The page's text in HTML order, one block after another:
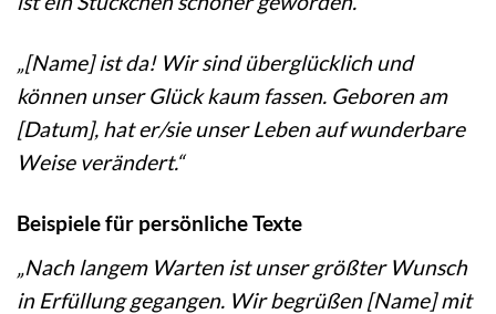
„[Name] ist da! Wir sind überglücklich und
können unser Glück kaum fassen. Geboren am
[Datum], hat er/sie unser Leben auf wunderbare
Weise verändert.“
Beispiele für persönliche Texte
„Nach langem Warten ist unser größter Wunsch
in Erfüllung gegangen. Wir begrüßen [Name] mit